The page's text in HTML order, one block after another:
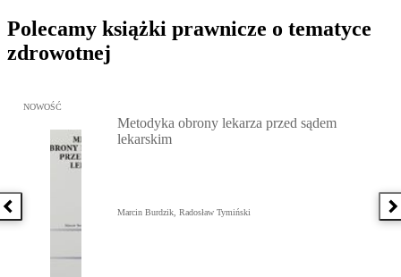
Polecamy książki prawnicze o tematyce
zdrowotnej
Poprzednia książka
Przejdź do: Metodyka obrony lekarza przed sądem lekarskim,
NOWOŚĆ
Metodyka obrony lekarza przed sądem
lekarskim
Marcin Burdzik, Radosław Tymiński